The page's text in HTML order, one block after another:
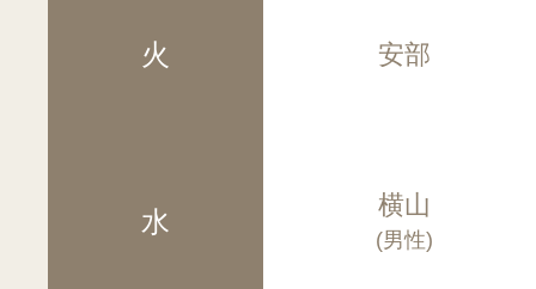
火 安部
水 横山
(男性)